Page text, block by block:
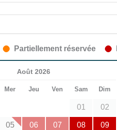
Partiellement réservée
Août 2026
Mer Jeu Ven Sam Dim
01 02
05 06 07 08 09